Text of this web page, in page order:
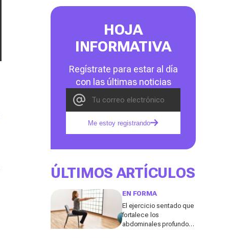
HOJA
INFORMATIVA
Regístrate para estar al día
con las últimas noticias
Me estoy registrando
ÚLTIMOS ARTÍCULOS
EN FORMA
El ejercicio sentado que
fortalece los
abdominales profundos